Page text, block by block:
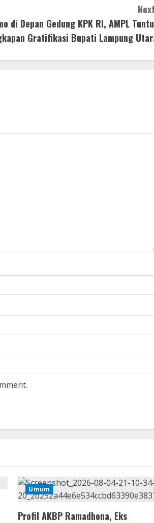
di Depan Gedung KPK RI, AMPL
Gratifikasi Bupati Lampung
Umum
Profil AKBP Ramadhona, Eks